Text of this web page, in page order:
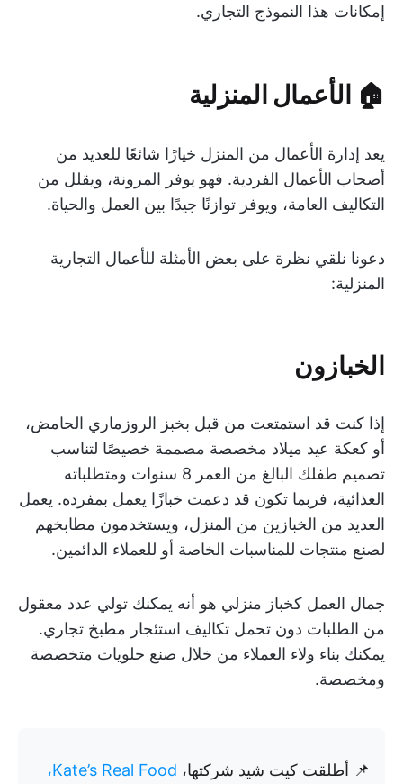
إمكانات هذا النموذج التجاري.
🏠 الأعمال المنزلية
يعد إدارة الأعمال من المنزل خيارًا شائعًا للعديد من
أصحاب الأعمال الفردية. فهو يوفر المرونة، ويقلل من
التكاليف العامة، ويوفر توازنًا جيدًا بين العمل والحياة.
دعونا نلقي نظرة على بعض الأمثلة للأعمال التجارية
المنزلية:
الخبازون
إذا كنت قد استمتعت من قبل بخبز الروزماري الحامض،
أو كعكة عيد ميلاد مخصصة مصممة خصيصًا لتناسب
تصميم طفلك البالغ من العمر 8 سنوات ومتطلباته
الغذائية، فربما تكون قد دعمت خبازًا يعمل بمفرده. يعمل
العديد من الخبازين من المنزل، ويستخدمون مطابخهم
لصنع منتجات للمناسبات الخاصة أو للعملاء الدائمين.
جمال العمل كخباز منزلي هو أنه يمكنك تولي عدد معقول
من الطلبات دون تحمل تكاليف استئجار مطبخ تجاري.
يمكنك بناء ولاء العملاء من خلال صنع حلويات متخصصة
ومخصصة.
📌 أطلقت كيت شيد شركتها، Kate’s Real Food،